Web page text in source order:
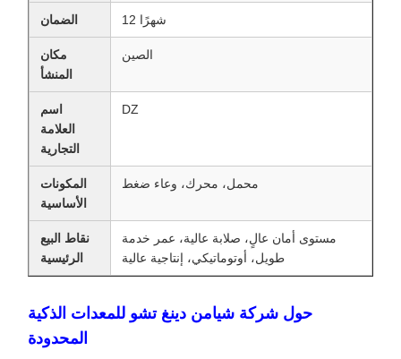
الضمان 12 شهرًا
مكان
المنشأ
الصين
اسم
العلامة
التجارية
DZ
المكونات
الأساسية
محمل، محرك، وعاء ضغط
نقاط البيع
الرئيسية
مستوى أمان عالٍ، صلابة عالية، عمر خدمة
طويل، أوتوماتيكي، إنتاجية عالية
حول شركة شيامن دينغ تشو للمعدات الذكية
المحدودة